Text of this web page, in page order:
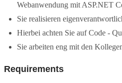
Webanwendung mit ASP.NET
Sie realisieren
Hierbei achten Sie auf Code -
Sie arbeiten eng mit den
Requirements